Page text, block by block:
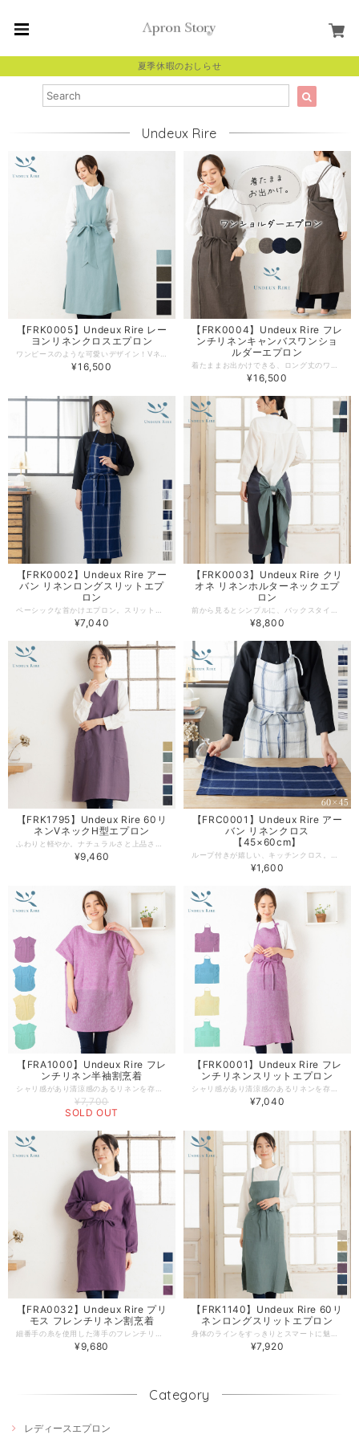
夏季休暇のおしらせ
Undeux Rire
【FRK0005】Undeux Rire レー
ヨンリネンクロスエプロン
¥16,500
【FRK0004】Undeux Rire フレ
ンチリネンキャンバスワンショ
ルダーエプロン
¥16,500
【FRK0002】Undeux Rire アー
バン リネンロングスリットエプ
ロン
¥7,040
【FRK0003】Undeux Rire クリ
オネ リネンホルターネックエプ
ロン
¥8,800
【FRK1795】Undeux Rire 60リ
ネンVネックH型エプロン
¥9,460
【FRC0001】Undeux Rire アー
バン リネンクロス
【45×60cm】
¥1,600
【FRA1000】Undeux Rire フレ
ンチリネン半袖割烹着
¥7,700
SOLD OUT
【FRK0001】Undeux Rire フレ
ンチリネンスリットエプロン
¥7,040
【FRA0032】Undeux Rire プリ
モス フレンチリネン割烹着
¥9,680
【FRK1140】Undeux Rire 60リ
ネンロングスリットエプロン
¥7,920
Category
レディースエプロン